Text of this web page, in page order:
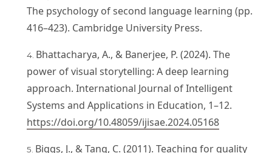
The psychology of second language learning (pp.
416–423). Cambridge University Press.
Bhattacharya, A., & Banerjee, P. (2024). The
power of visual storytelling: A deep learning
approach. International Journal of Intelligent
Systems and Applications in Education, 1–12.
https://doi.org/10.48059/ijisae.2024.05168
Biggs, J., & Tang, C. (2011). Teaching for quality